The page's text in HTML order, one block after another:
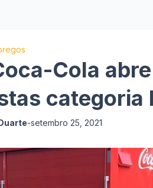
Cola
categoria
-setembro 25, 2021